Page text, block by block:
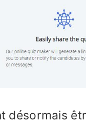
désormais